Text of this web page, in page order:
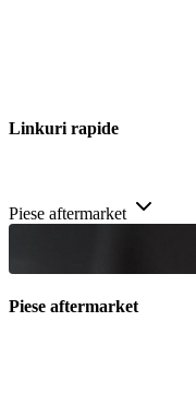
Linkuri rapide
Piese aftermarket
Piese aftermarket